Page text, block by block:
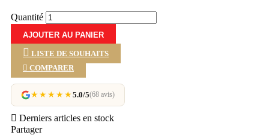
Quantité
AJOUTER AU PANIER
LISTE DE SOUHAITS
 COMPARER
★★★★★5.0/5(68 avis)
 Derniers articles en stock
Partager